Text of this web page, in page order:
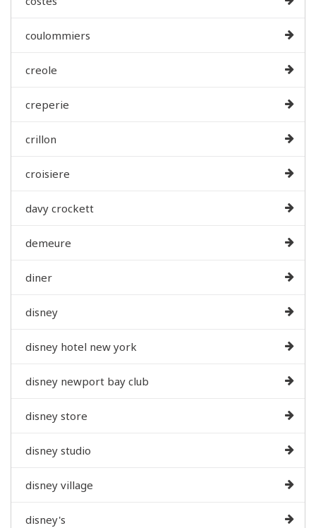
coulommiers
creole
creperie
crillon
croisiere
davy crockett
demeure
diner
disney
disney hotel new york
disney newport bay club
disney store
disney studio
disney village
disney's